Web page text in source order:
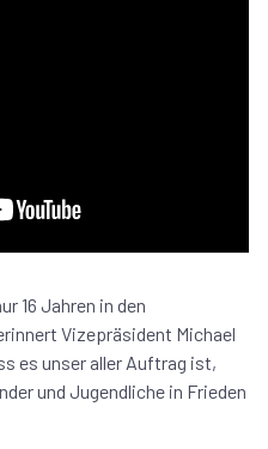
16 Jahren in den
Vizepräsident Michael
es unser aller Auftrag ist,
und Jugendliche in Frieden